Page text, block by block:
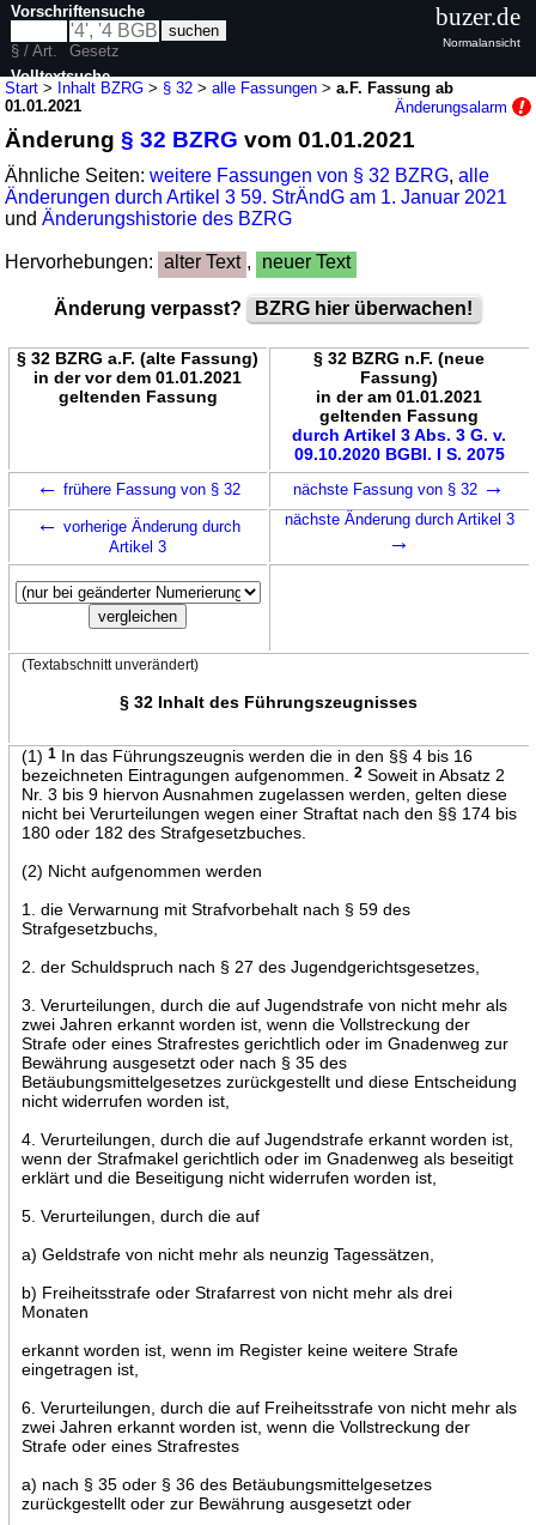
Start > Inhalt BZRG > § 32 >alle Fassungen >a.F. Fassung ab
01.01.2021
Änderungsalarm
Änderung§ 32 BZRG vom 01.01.2021
Ähnliche Seiten:weitere Fassungen von § 32 BZRG,alle
Änderungen durch Artikel 3 59. StrÄndG am 1. Januar 2021
undÄnderungshistorie des BZRG
Hervorhebungen: alter Text , neuer Text
Änderung verpasst? BZRG hier überwachen!
§ 32 BZRG a.F. (alte Fassung)
in der vor dem 01.01.2021
geltenden Fassung
§ 32 BZRG n.F. (neue
Fassung)
in der am 01.01.2021
geltenden Fassung
durch Artikel 3 Abs. 3 G. v.
09.10.2020 BGBl. I S. 2075
← frühere Fassung von § 32 nächste Fassung von § 32 →
← vorherige Änderung durch
Artikel 3
nächste Änderung durch Artikel 3
→
(Textabschnitt unverändert)
§ 32 Inhalt des Führungszeugnisses
(1) 1In das Führungszeugnis werden die in den §§ 4 bis 16
bezeichneten Eintragungen aufgenommen.
2Soweit in Absatz 2
Nr. 3 bis 9 hiervon Ausnahmen zugelassen werden, gelten diese
nicht bei Verurteilungen wegen einer Straftat nach den §§ 174 bis
180 oder 182 des Strafgesetzbuches.
(2) Nicht aufgenommen werden
1. die Verwarnung mit Strafvorbehalt nach § 59 des
Strafgesetzbuchs,
2. der Schuldspruch nach § 27 des Jugendgerichtsgesetzes,
3. Verurteilungen, durch die auf Jugendstrafe von nicht mehr als
zwei Jahren erkannt worden ist, wenn die Vollstreckung der
Strafe oder eines Strafrestes gerichtlich oder im Gnadenweg zur
Bewährung ausgesetzt oder nach § 35 des
Betäubungsmittelgesetzes zurückgestellt und diese Entscheidung
nicht widerrufen worden ist,
4. Verurteilungen, durch die auf Jugendstrafe erkannt worden ist,
wenn der Strafmakel gerichtlich oder im Gnadenweg als beseitigt
erklärt und die Beseitigung nicht widerrufen worden ist,
5. Verurteilungen, durch die auf
a) Geldstrafe von nicht mehr als neunzig Tagessätzen,
b) Freiheitsstrafe oder Strafarrest von nicht mehr als drei
Monaten
erkannt worden ist, wenn im Register keine weitere Strafe
eingetragen ist,
6. Verurteilungen, durch die auf Freiheitsstrafe von nicht mehr als
zwei Jahren erkannt worden ist, wenn die Vollstreckung der
Strafe oder eines Strafrestes
a) nach § 35 oder § 36 des Betäubungsmittelgesetzes
zurückgestellt oder zur Bewährung ausgesetzt oder
Vorschriftensuche
§ / Art.
Gesetz
Volltextsuche
buzer.de
Normalansicht